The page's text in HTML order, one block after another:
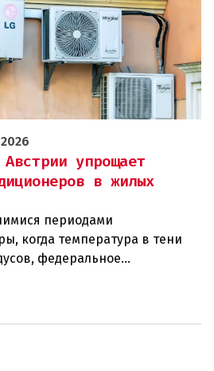
упрощает
в жилых
периодами
когда температура в тени
федеральное
взялось за решение
жилых помещений. В среду н